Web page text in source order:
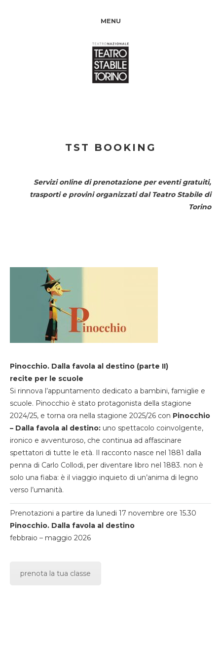
MENU
TST BOOKING
Servizi online di prenotazione per eventi gratuiti,
trasporti e provini organizzati dal Teatro Stabile di
Torino
Pinocchio. Dalla favola al destino (parte II)
recite per le scuole
Si rinnova l’appuntamento dedicato a bambini, famiglie e
scuole. Pinocchio è stato protagonista della stagione
2024/25, e torna ora nella stagione 2025/26 con Pinocchio
– Dalla favola al destino: uno spettacolo coinvolgente,
ironico e avventuroso, che continua ad affascinare
spettatori di tutte le età. Il racconto nasce nel 1881 dalla
penna di Carlo Collodi, per diventare libro nel 1883. non è
solo una fiaba: è il viaggio inquieto di un’anima di legno
verso l’umanità.
Prenotazioni a partire da lunedi 17 novembre ore 15.30
Pinocchio. Dalla favola al destino
febbraio – maggio 2026
prenota la tua classe